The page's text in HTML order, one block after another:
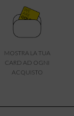
MOSTRA LA TUA
CARD AD OGNI
ACQUISTO